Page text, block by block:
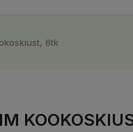
6tk